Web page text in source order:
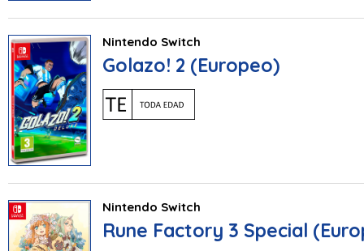
Nintendo Switch
Golazo! 2 (Europeo)
Nintendo Switch
Rune Factory 3 Special